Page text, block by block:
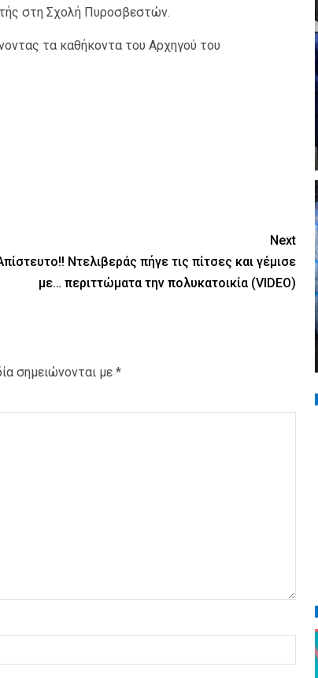
στη Σχολή Πυροσβεστών.
τα καθήκοντα του Αρχηγού του
Next
Ντελιβεράς πήγε τις πίτσες και γέμισε
με… περιττώματα την πολυκατοικία (VIDEO)
σημειώνονται με *